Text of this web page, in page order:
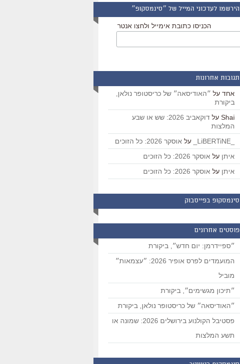
הירשמו לעדכוני המייל של ״סינמסקופ״
הכניסו כתובת אימייל ולחצו אנטר
תגובות אחרונות
אחד על ״האודיסאה״ של כריסטופר נולאן,
ביקורת
Shai על
דוקאביב 2026: שש או שבע
המלצות
על אוסקר 2026: כל הזוכים
איתן על אוסקר 2026: כל הזוכים
איתן על אוסקר 2026: כל הזוכים
סינמסקופ בפייסבוק
פוסטים אחרונים
״ספיידרמן: יום חדש״, ביקורת
המועמדים לפרס אופיר 2026: ״עצמאות״
מוביל
״תיכון מגשימים״, ביקורת
״האודיסאה״ של כריסטופר נולאן, ביקורת
פסטיבל הקולנוע בירושלים 2026: שמונה או
תשע המלצות